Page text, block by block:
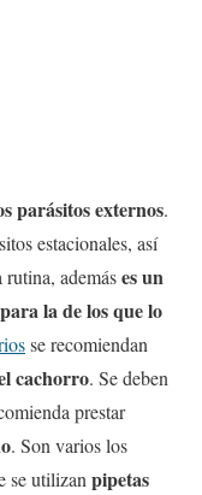
parásitos externos.
estacionales, así
ademáses un
la de los que lo
se recomiendan
cachorro. Se deben
prestar
. Son varios los
se utilizanpipetas